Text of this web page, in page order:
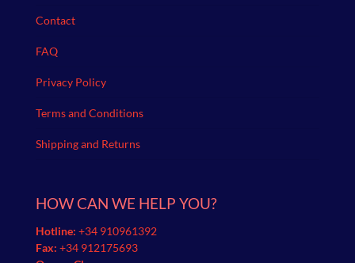
Contact
FAQ
Privacy Policy
Terms and Conditions
Shipping and Returns
HOW CAN WE HELP YOU?
Hotline: +34 910961392
Fax: +34 912175693